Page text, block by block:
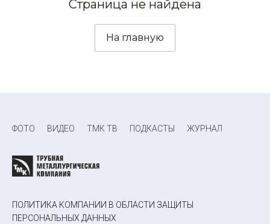
Страница не найдена
На главную
ФОТО ВИДЕО ТМК ТВ ПОДКАСТЫ ЖУРНАЛ
ПОЛИТИКА КОМПАНИИ В ОБЛАСТИ ЗАЩИТЫ
ПЕРСОНАЛЬНЫХ ДАННЫХ